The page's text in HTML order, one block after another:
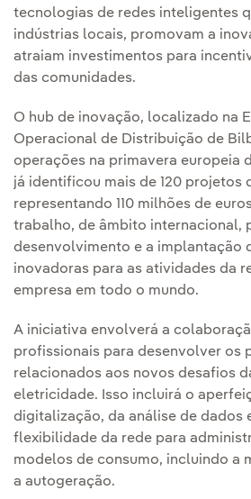
tecnologias de redes inteligentes
indústrias locais, promovam a
atraiam investimentos para
das comunidades.
O hub de inovação, localizado na
Operacional de Distribuição de
operações na primavera europeia
já identificou mais de 120 projetos
representando 110 milhões de
trabalho, de âmbito internacional,
desenvolvimento e a implantação
inovadoras para as atividades da
empresa em todo o mundo.
A iniciativa envolverá a
profissionais para desenvolver os
relacionados aos novos desafios
eletricidade. Isso incluirá o
digitalização, da análise de dados
flexibilidade da rede para
modelos de consumo, incluindo a
a autogeração.